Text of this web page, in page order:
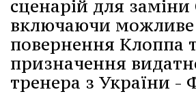
сценарій для заміни
включаючи можливе
повернення Клоппа
призначення
тренера з України -